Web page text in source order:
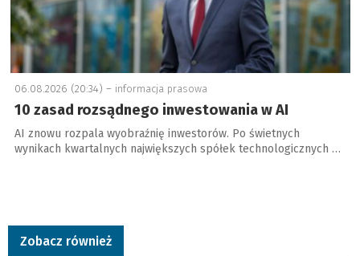
06.08.2026 (20:34) – informacja prasowa
10 zasad rozsądnego inwestowania w AI
AI znowu rozpala wyobraźnię inwestorów. Po świetnych
wynikach kwartalnych największych spółek technologicznych …
Zobacz również